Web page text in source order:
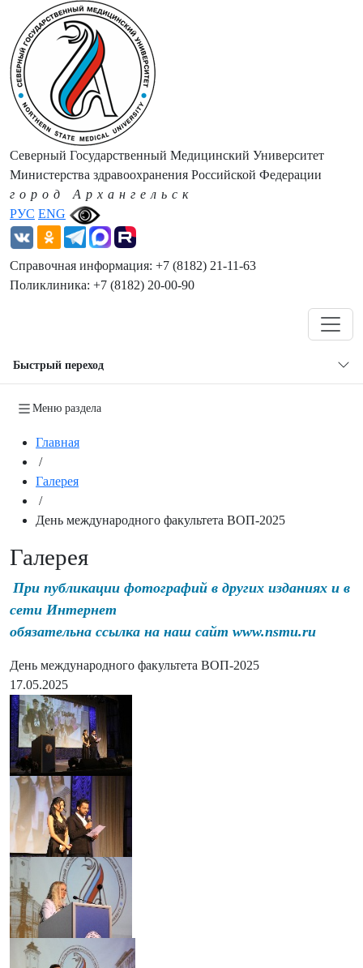
РУС ENG
Северный Государственный Медицинский Университет
Министерства здравоохранения Российской Федерации
город Архангельск
Справочная информация: +7 (8182) 21-11-63
Поликлиника: +7 (8182) 20-00-90
Быстрый переход
Меню раздела
Главная
/
Галерея
/
День международного факультета ВОП-2025
Галерея
При публикации фотографий в других изданиях и в
сети Интернет
обязательна ссылка на наш сайт www.nsmu.ru
День международного факультета ВОП-2025
17.05.2025